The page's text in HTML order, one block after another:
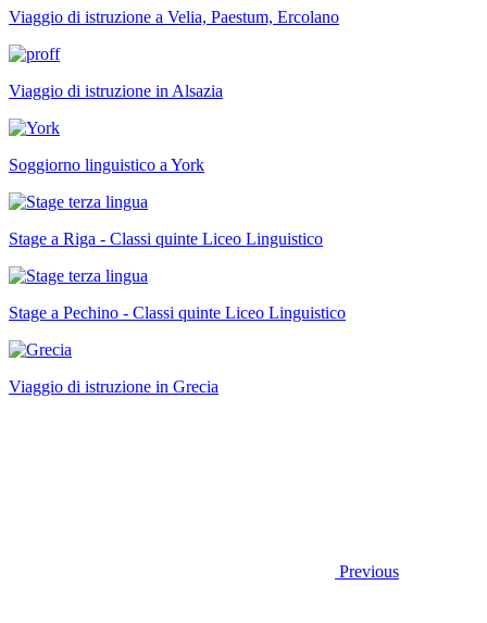
Viaggio di istruzione a Velia, Paestum, Ercolano
Viaggio di istruzione in Alsazia
Soggiorno linguistico a York
Stage a Riga - Classi quinte Liceo Linguistico
Stage a Pechino - Classi quinte Liceo Linguistico
Viaggio di istruzione in Grecia
Previous